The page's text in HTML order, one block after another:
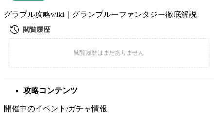
グラブル攻略wiki｜グランブルーファンタジー徹底解説
攻略コンテンツ
開催中のイベント/ガチャ情報